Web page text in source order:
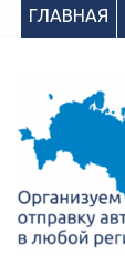
ГЛАВНАЯ